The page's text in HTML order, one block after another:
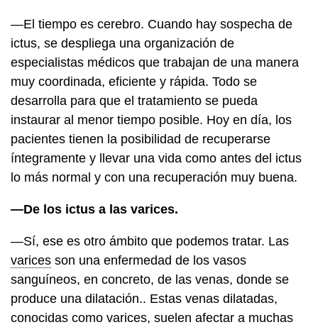
—El tiempo es cerebro. Cuando hay sospecha de
ictus, se despliega una organización de
especialistas médicos que trabajan de una manera
muy coordinada, eficiente y rápida. Todo se
desarrolla para que el tratamiento se pueda
instaurar al menor tiempo posible. Hoy en día, los
pacientes tienen la posibilidad de recuperarse
íntegramente y llevar una vida como antes del ictus
lo más normal y con una recuperación muy buena.
—De los ictus a las varices.
—Sí, ese es otro ámbito que podemos tratar. Las
varices son una enfermedad de los vasos
sanguíneos, en concreto, de las venas, donde se
produce una dilatación.. Estas venas dilatadas,
conocidas como varices, suelen afectar a muchas